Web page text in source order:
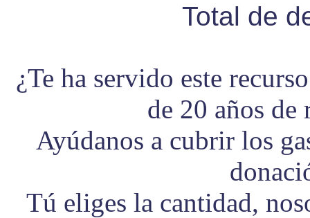
Total de
¿Te ha servido este
de 20 años
Ayúdanos a cubrir los
Tú eliges la cantidad,